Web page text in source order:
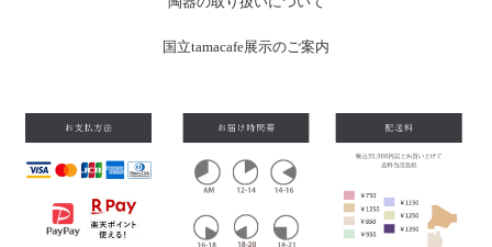
国立tamacafe展示のご案内